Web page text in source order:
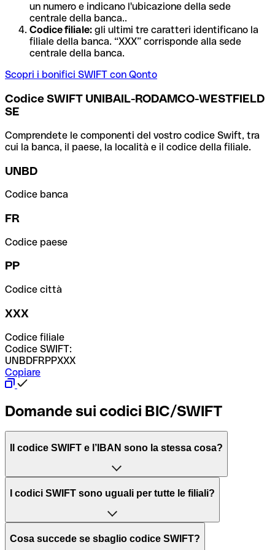
un numero e indicano l'ubicazione della sede
centrale della banca..
Codice filiale: gli ultimi tre caratteri identificano la
filiale della banca. “XXX” corrisponde alla sede
centrale della banca.
Scopri i bonifici SWIFT con Qonto
Codice SWIFT UNIBAIL-RODAMCO-WESTFIELD
SE
Comprendete le componenti del vostro codice Swift, tra
cui la banca, il paese, la località e il codice della filiale.
UNBD
Codice banca
FR
Codice paese
PP
Codice città
XXX
Codice filiale
Codice SWIFT:
UNBDFRPPXXX
Copiare
Domande sui codici BIC/SWIFT
Il codice SWIFT e l’IBAN sono la stessa cosa?
L'acronimo SWIFT sta per “Society for Worldwide
per l’elaborazione dei pagamenti tra diversi Paesi.
I codici SWIFT sono uguali per tutte le filiali?
Dipende dalle banche. In alcuni casi le banche utilizzano
Cosa succede se sbaglio codice SWIFT?